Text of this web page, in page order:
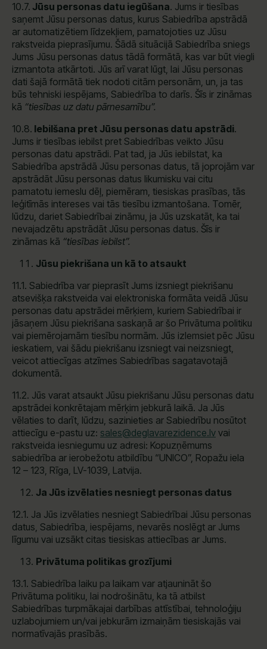
10.7. Jūsu personas datu iegūšana. Jums ir tiesības
saņemt Jūsu personas datus, kurus Sabiedrība apstrādā
ar automatizētiem līdzekļiem, pamatojoties uz Jūsu
rakstveida pieprasījumu. Šādā situācijā Sabiedrība sniegs
Jums Jūsu personas datus tādā formātā, kas var būt viegli
izmantota atkārtoti. Jūs arī varat lūgt, lai Jūsu personas
dati šajā formātā tiek nodoti citām personām, un, ja tas
būs tehniski iespējams, Sabiedrība to darīs. Šīs ir zināmas
kā “tiesības uz datu pārnesamību”.
10.8. Iebilšana pret Jūsu personas datu apstrādi.
Jums ir tiesības iebilst pret Sabiedrības veikto Jūsu
personas datu apstrādi. Pat tad, ja Jūs iebilstat, ka
Sabiedrība apstrādā Jūsu personas datus, tā joprojām var
apstrādāt Jūsu personas datus likumisku vai citu
pamatotu iemeslu dēļ, piemēram, tiesiskas prasības, tās
leģitīmās intereses vai tās tiesību izmantošana. Tomēr,
lūdzu, dariet Sabiedrībai zināmu, ja Jūs uzskatāt, ka tai
nevajadzētu apstrādāt Jūsu personas datus. Šīs ir
zināmas kā “tiesības iebilst”.
Jūsu piekrišana un kā to atsaukt
11.1. Sabiedrība var pieprasīt Jums izsniegt piekrišanu
atsevišķa rakstveida vai elektroniska formāta veidā Jūsu
personas datu apstrādei mērķiem, kuriem Sabiedrībai ir
jāsaņem Jūsu piekrišana saskaņā ar šo Privātuma politiku
vai piemērojamām tiesību normām. Jūs izlemsiet pēc Jūsu
ieskatiem, vai šādu piekrišanu izsniegt vai neizsniegt,
veicot attiecīgas atzīmes Sabiedrības sagatavotajā
dokumentā.
11.2. Jūs varat atsaukt Jūsu piekrišanu Jūsu personas datu
apstrādei konkrētajam mērķim jebkurā laikā. Ja Jūs
vēlaties to darīt, lūdzu, sazinieties ar Sabiedrību nosūtot
attiecīgu e-pastu uz: sales@deglavarezidence.lv vai
rakstveida iesniegumu uz adresi: Kopuzņēmums
sabiedrība ar ierobežotu atbildību “UNICO”, Ropažu iela
12 – 123, Rīga, LV-1039, Latvija.
Ja Jūs izvēlaties nesniegt personas datus
12.1. Ja Jūs izvēlaties nesniegt Sabiedrībai Jūsu personas
datus, Sabiedrība, iespējams, nevarēs noslēgt ar Jums
līgumu vai uzsākt citas tiesiskas attiecības ar Jums.
Privātuma politikas grozījumi
13.1. Sabiedrība laiku pa laikam var atjaunināt šo
Privātuma politiku, lai nodrošinātu, ka tā atbilst
Sabiedrības turpmākajai darbības attīstībai, tehnoloģiju
uzlabojumiem un/vai jebkurām izmaiņām tiesiskajās vai
normatīvajās prasībās.